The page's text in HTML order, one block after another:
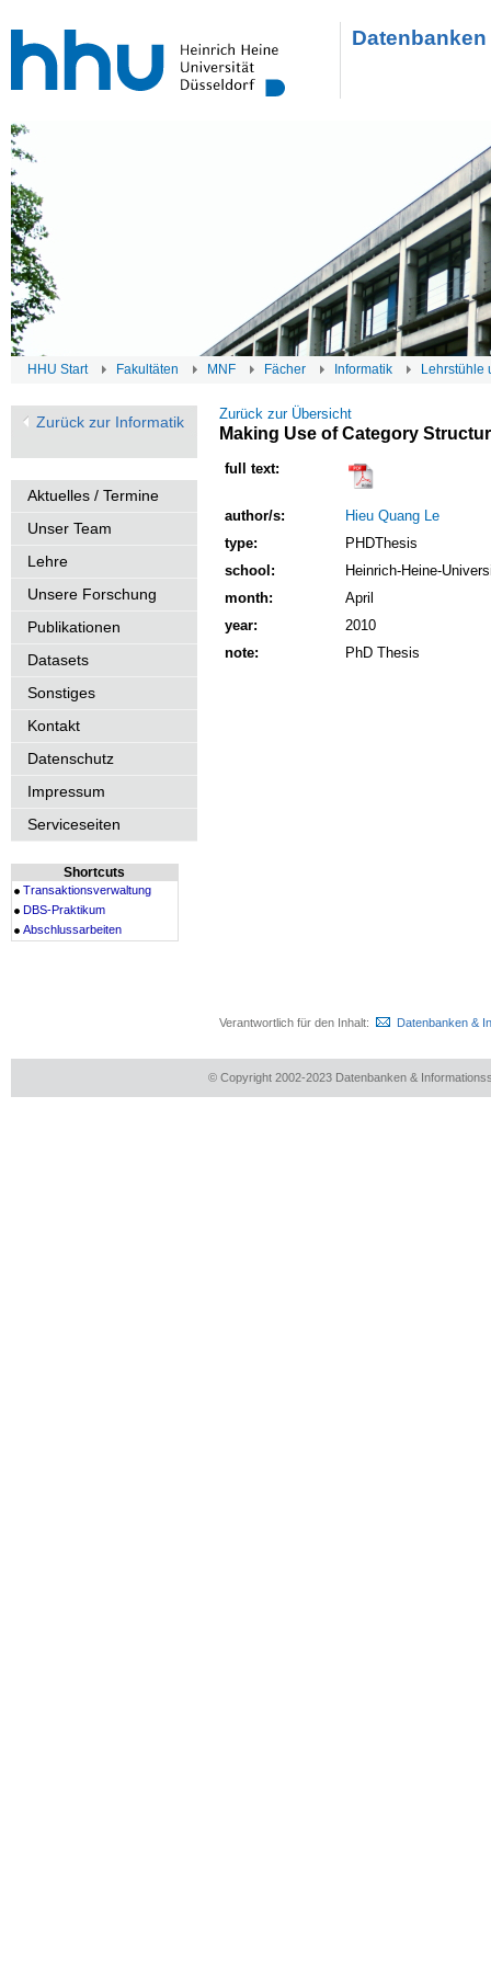
HHU Start Fakultäten MNF Fächer Informatik Lehrstühle
Zurück zur Informatik
Aktuelles / Termine
Unser Team
Lehre
Unsere Forschung
Publikationen
Datasets
Sonstiges
Kontakt
Datenschutz
Impressum
Serviceseiten
Shortcuts
Transaktionsverwaltung
DBS-Praktikum
Abschlussarbeiten
Zurück zur Übersicht
Making Use of Category
full text:
author/s:
Hieu Quang Le
type:
PHDThesis
school:
Heinrich-Heine-
month:
April
year:
2010
note:
PhD Thesis
Verantwortlich für den Inhalt: Datenbanken &
© Copyright 2002-2023 Datenbanken &